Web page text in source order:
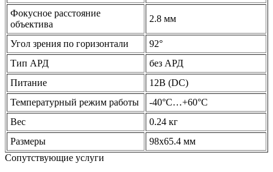
Фокусное расстояние
объектива
2.8 мм
Угол зрения по горизонтали
92°
Тип АРД
без АРД
Питание
12В (DC)
Температурный режим работы
-40°C…+60°C
Вес
0.24 кг
Размеры
98x65.4 мм
Сопутствующие услуги